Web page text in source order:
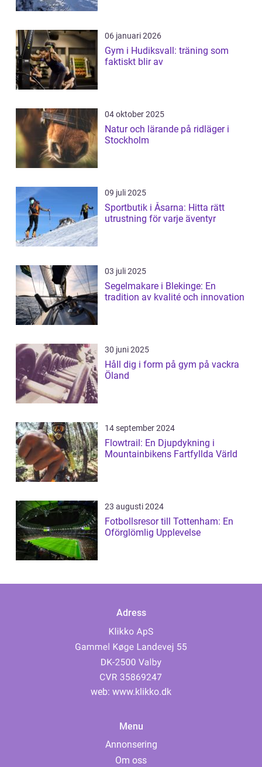
06 januari 2026
Gym i Hudiksvall: träning som
faktiskt blir av
04 oktober 2025
Natur och lärande på ridläger i
Stockholm
09 juli 2025
Sportbutik i Åsarna: Hitta rätt
utrustning för varje äventyr
03 juli 2025
Segelmakare i Blekinge: En
tradition av kvalité och innovation
30 juni 2025
Håll dig i form på gym på vackra
Öland
14 september 2024
Flowtrail: En Djupdykning i
Mountainbikens Fartfyllda Värld
23 augusti 2024
Fotbollsresor till Tottenham: En
Oförglömlig Upplevelse
Adress
web: www.klikko.dk
Menu
Annonsering
Om oss